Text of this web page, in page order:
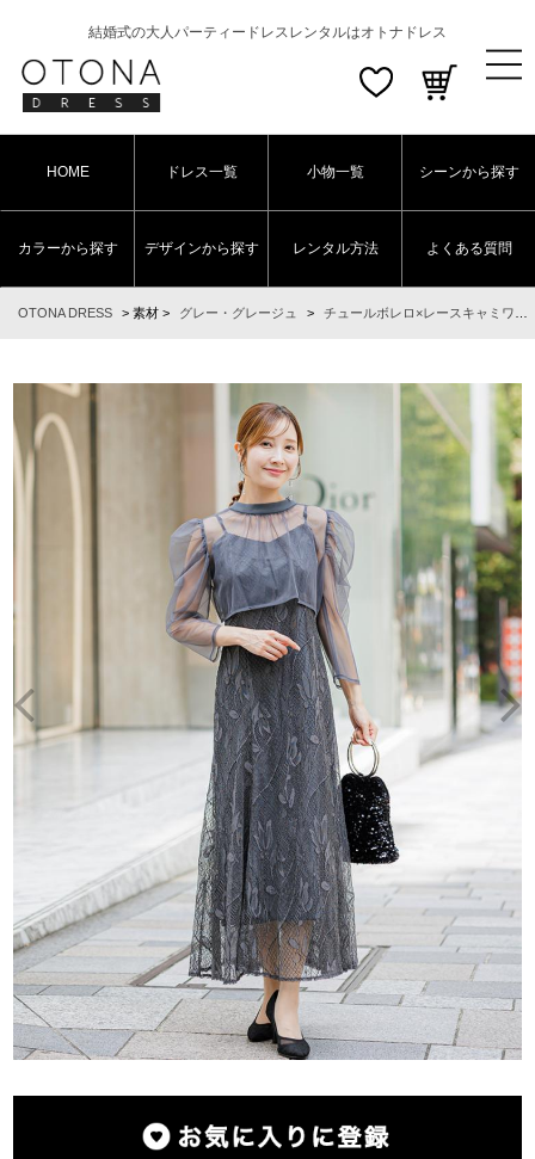
結婚式の大人パーティードレスレンタルはオトナドレス
HOME ドレス一覧 小物一覧 シーンから探す
カラーから探す デザインから探す レンタル方法 よくある質問
OTONA DRESS > 素材 > グレー・グレージュ > チュールボレロ×レースキャミワンピース (チャコール)AB1-464CHC-S